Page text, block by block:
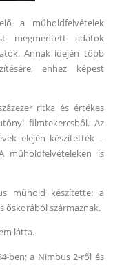
a műholdfelvételek
megmentett adatok
Annak idején több
ehhez képest
ritka és értékes
filmtekercsből. Az
elején készítették –
is
műhold készítette: a
őskorából származnak.
látta.
ben; a Nimbus 2-ről és